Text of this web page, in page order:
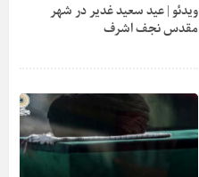
ویدئو | عید سعید غدیر در شهر
مقدس نجف اشرف